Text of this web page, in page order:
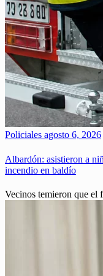
Policiales agosto 6, 2026
Albardón: asistieron a
incendio en baldío
Vecinos temieron que el